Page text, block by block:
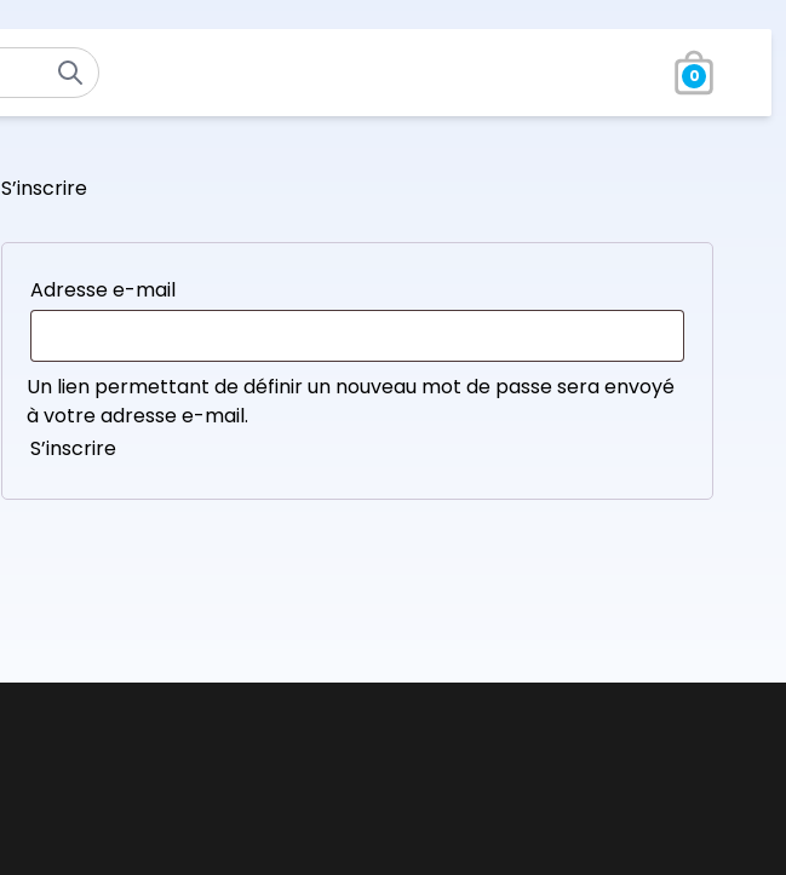
0
S’inscrire
Adresse e-mail
Un lien permettant de définir un nouveau mot de passe sera envoyé
à votre adresse e-mail.
S’inscrire